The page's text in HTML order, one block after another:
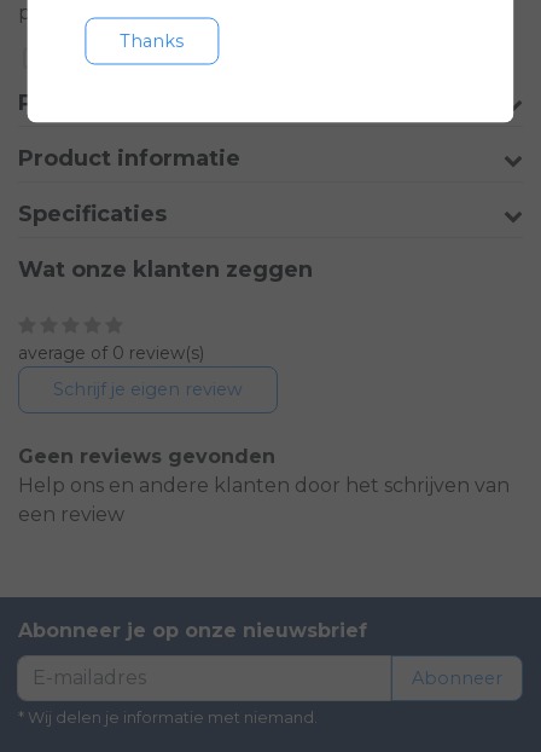
product
Toevoegen aan vergelijking
Productomschrijving
Product informatie
Specificaties
Wat onze klanten zeggen
average of 0 review(s)
Schrijf je eigen review
Geen reviews gevonden
Help ons en andere klanten door het schrijven van
een review
Abonneer je op onze nieuwsbrief
Abonneer
* Wij delen je informatie met niemand.
Thanks